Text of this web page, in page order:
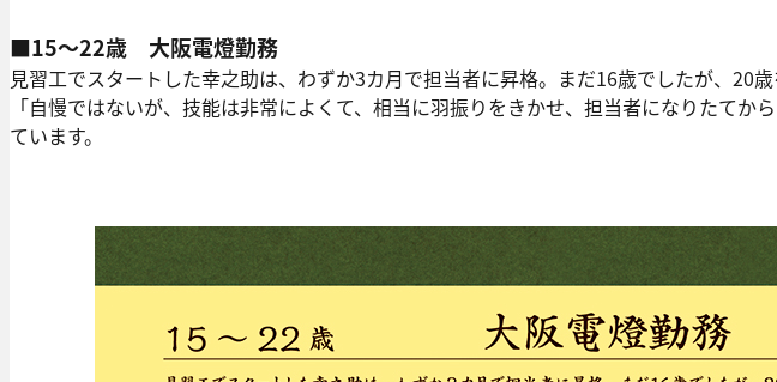
■15～22歳 大阪電燈勤務
見習工でスタートした幸之助は、わずか3カ月で担当者に昇格。まだ16歳でしたが、20
「自慢ではないが、技能は非常によくて、相当に羽振りをきかせ、担当者になりたてか
ています。